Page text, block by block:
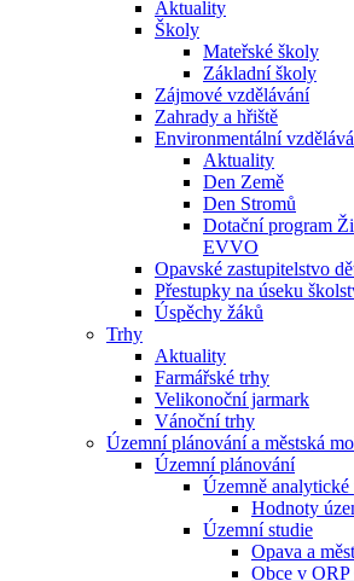
Aktuality
Školy
Mateřské školy
Základní školy
Zájmové vzdělávání
Zahrady a hřiště
Environmentální
Aktuality
Den Země
Den Stromů
Dotační program
EVVO
Opavské zastupitelstvo
Přestupky na úseku
Úspěchy žáků
Trhy
Aktuality
Farmářské trhy
Velikonoční jarmark
Vánoční trhy
Územní plánování a městská
Územní plánování
Územně
Hodnoty
Územní studie
Opava a
Obce v ORP